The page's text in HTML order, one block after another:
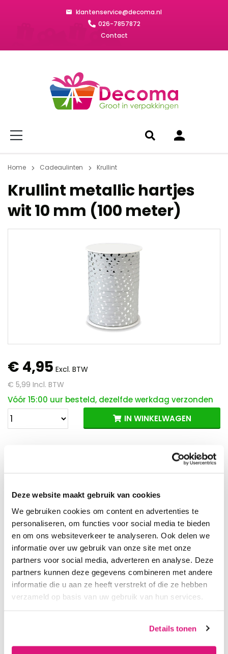
Deze website maakt gebruik van cookies
We gebruiken cookies om content en advertenties te
personaliseren, om functies voor social media te bieden
en om ons websiteverkeer te analyseren. Ook delen we
informatie over uw gebruik van onze site met onze
partners voor social media, adverteren en analyse. Deze
partners kunnen deze gegevens combineren met andere
informatie die u aan ze heeft verstrekt of die ze hebben
verzameld op basis van uw gebruik van hun services.
Details tonen
klantenservice@decoma.nl
026-7857872
Contact
Home Cadeaulinten Krullint
Krullint metallic hartjes
wit 10 mm (100 meter)
€ 4,95 Excl. BTW
€ 5,99 Incl. BTW
Vóór 15:00 uur besteld, dezelfde werkdag verzonden
IN WINKELWAGEN
Snelle levering uit eigen voorraad
Vóór 15:00 uur besteld, dezelfde werkdag verzonden
Gratis verzending v.a. €150,00 excl. BTW (Nederland)
Eenvoudig en veilig betalen
Deskundig en eerlijk advies
Goede en vriendelijke service
Vragen over dit artikel?
klantenservice@decoma.nl